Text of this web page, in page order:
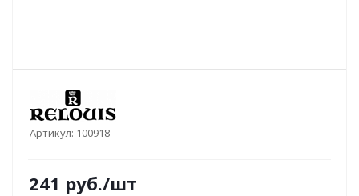
Артикул: 100918
241 руб./шт